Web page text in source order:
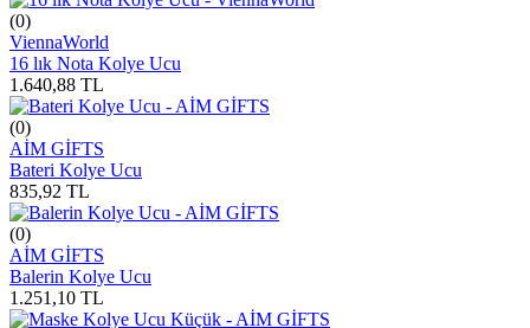
(0)
ViennaWorld
16 lık Nota Kolye Ucu
1.640,88 TL
(0)
AİM GİFTS
Bateri Kolye Ucu
835,92 TL
(0)
AİM GİFTS
Balerin Kolye Ucu
1.251,10 TL